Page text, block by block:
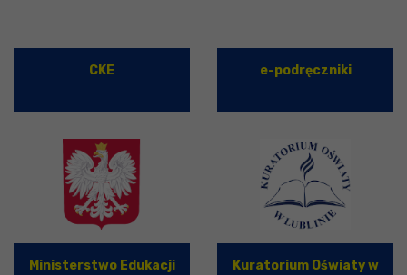
CKE e-podręczniki
Ministerstwo Edukacji
Kuratorium Oświaty w